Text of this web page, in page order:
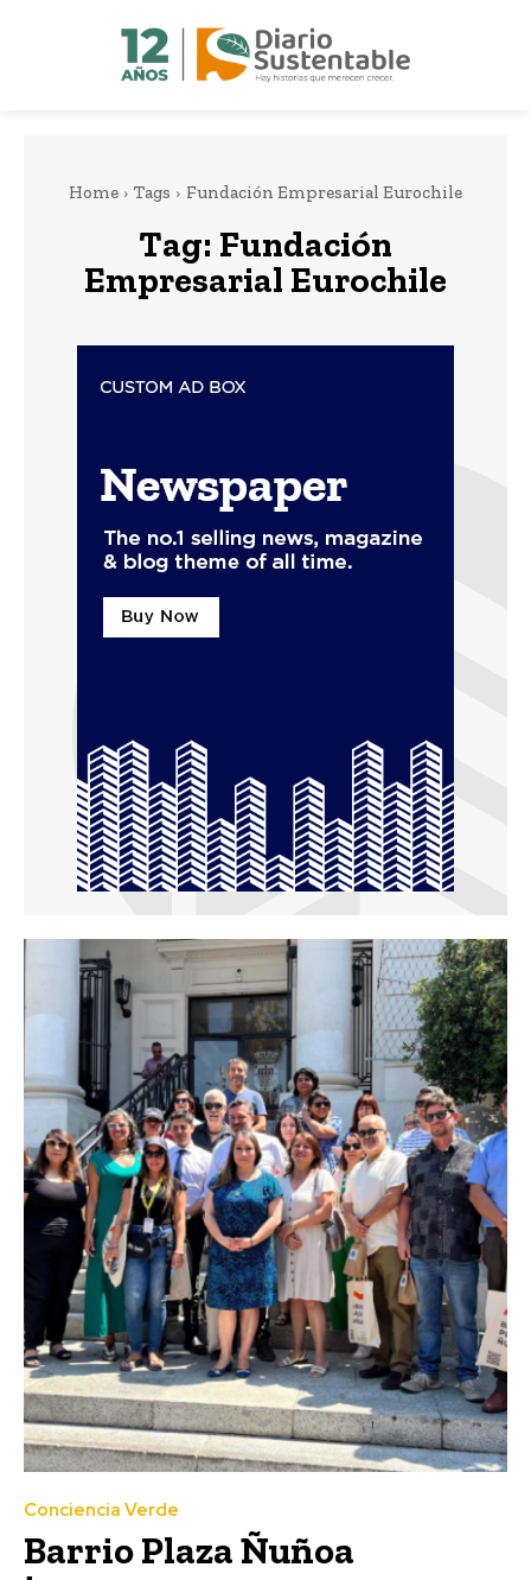
Home Tags Fundación Empresarial Eurochile
Tag: Fundación
Empresarial Eurochile
Conciencia Verde
Barrio Plaza Ñuñoa